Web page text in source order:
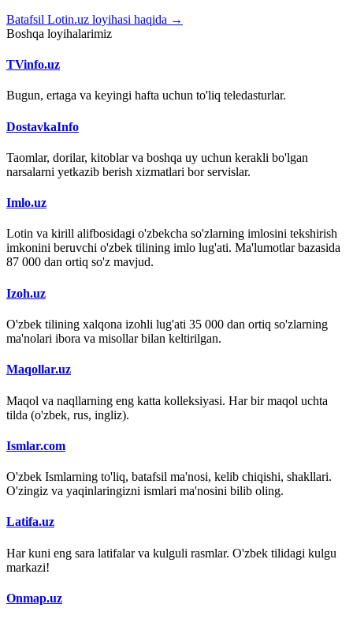
Batafsil Lotin.uz loyihasi haqida →
Boshqa loyihalarimiz
TVinfo.uz
Bugun, ertaga va keyingi hafta uchun to'liq teledasturlar.
DostavkaInfo
Taomlar, dorilar, kitoblar va boshqa uy uchun kerakli bo'lgan
narsalarni yetkazib berish xizmatlari bor servislar.
Imlo.uz
Lotin va kirill alifbosidagi o'zbekcha so'zlarning imlosini tekshirish
imkonini beruvchi o'zbek tilining imlo lug'ati. Ma'lumotlar bazasida
87 000 dan ortiq so'z mavjud.
Izoh.uz
O'zbek tilining xalqona izohli lug'ati 35 000 dan ortiq so'zlarning
ma'nolari ibora va misollar bilan keltirilgan.
Maqollar.uz
Maqol va naqllarning eng katta kolleksiyasi. Har bir maqol uchta
tilda (o'zbek, rus, ingliz).
Ismlar.com
O'zbek Ismlarning to'liq, batafsil ma'nosi, kelib chiqishi, shakllari.
O'zingiz va yaqinlaringizni ismlari ma'nosini bilib oling.
Latifa.uz
Har kuni eng sara latifalar va kulguli rasmlar. O'zbek tilidagi kulgu
markazi!
Onmap.uz